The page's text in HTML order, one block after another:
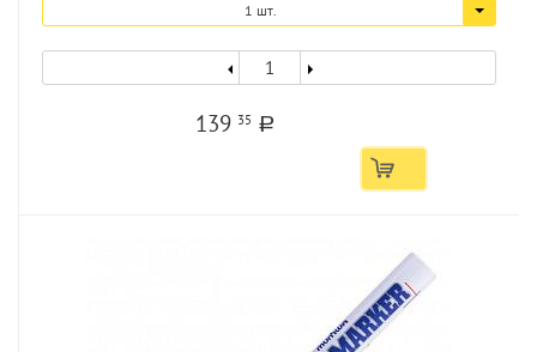
1 шт.
139 35 a